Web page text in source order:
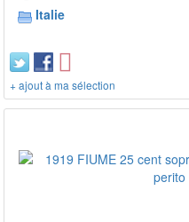
Italie
+ ajout à ma sélection